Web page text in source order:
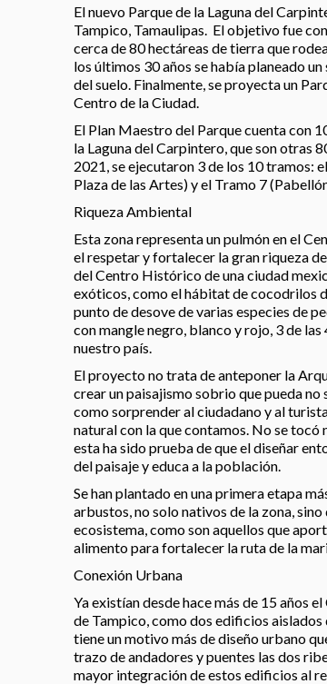
El nuevo Parque de la Laguna del
Tampico, Tamaulipas. El objetivo fue
cerca de 80 hectáreas de tierra que
los últimos 30 años se había planeado
del suelo. Finalmente, se proyecta un
Centro de la Ciudad.
El Plan Maestro del Parque cuenta con
la Laguna del Carpintero, que son otras
2021, se ejecutaron 3 de los 10 tramos:
Plaza de las Artes) y el Tramo 7
Riqueza Ambiental
Esta zona representa un pulmón en el
el respetar y fortalecer la gran riqueza
del Centro Histórico de una ciudad
exóticos, como el hábitat de cocodrilos
punto de desove de varias especies de
con mangle negro, blanco y rojo, 3 de
nuestro país.
El proyecto no trata de anteponer la
crear un paisajismo sobrio que pueda
como sorprender al ciudadano y al
natural con la que contamos. No se tocó
esta ha sido prueba de que el diseñar
del paisaje y educa a la población.
Se han plantado en una primera etapa
arbustos, no solo nativos de la zona,
ecosistema, como son aquellos que
alimento para fortalecer la ruta de la
Conexión Urbana
Ya existían desde hace más de 15 años
de Tampico, como dos edificios
tiene un motivo más de diseño urbano
trazo de andadores y puentes las dos
mayor integración de estos edificios al